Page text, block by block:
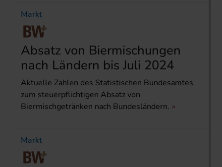
Markt
Absatz von Biermischungen
nach Ländern bis Juli 2024
Aktuelle Zahlen des Statistischen Bundesamtes
zum steuerpflichtigen Absatz von
Biermischgetränken nach Bundesländern.
Markt